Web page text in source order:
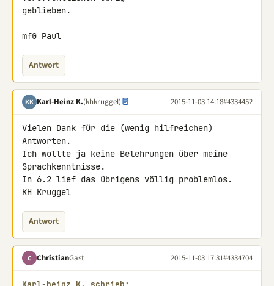
geblieben.
mfG Paul
Antwort
KK Karl-Heinz K.(khkruggel) 2015-11-03 14:18#4334452
Vielen Dank für die (wenig hilfreichen)
Antworten.
Ich wollte ja keine Belehrungen über meine
Sprachkenntnisse.
In 6.2 lief das übrigens völlig problemlos.
KH Kruggel
Antwort
C ChristianGast 2015-11-03 17:31#4334704